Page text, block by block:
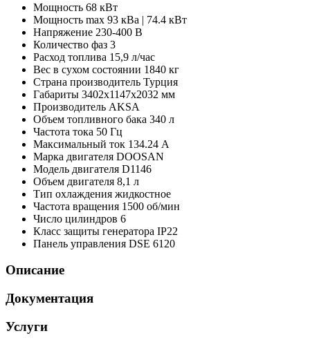
Мощность 68 кВт
Мощность max 93 кВа | 74.4 кВт
Напряжение 230-400 В
Количество фаз 3
Расход топлива 15,9 л/час
Вес в сухом состоянии 1840 кг
Страна производитель Турция
Габариты 3402x1147x2032 мм
Производитель AKSA
Объем топливного бака 340 л
Частота тока 50 Гц
Максимальный ток 134.24 А
Марка двигателя DOOSAN
Модель двигателя D1146
Объем двигателя 8,1 л
Тип охлаждения жидкостное
Частота вращения 1500 об/мин
Число цилиндров 6
Класс защиты генератора IP22
Панель управления DSE 6120
Описание
Документация
Услуги